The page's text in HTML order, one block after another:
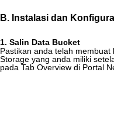
B. Instalasi dan
1. Salin Data Bucket
Pastikan anda telah membuat
Storage yang anda miliki
pada Tab Overview di Portal